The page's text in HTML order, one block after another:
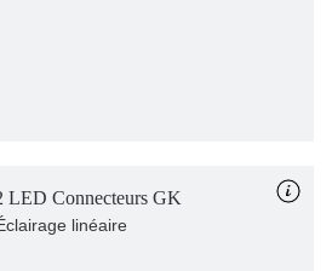
LED Connecteurs GK
linéaire